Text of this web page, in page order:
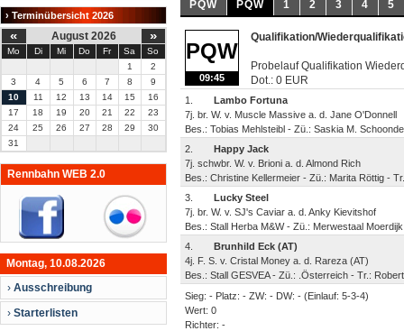
› Terminübersicht 2026
« August 2026 »
Mo Di Mi Do Fr Sa
So
1
2
3
4 5 6 7 8
9
10
11 12 13 14 15
16
17
18 19 20 21 22
23
24
25 26 27 28 29
30
31
Rennbahn WEB 2.0
Montag, 10.08.2026
› Ausschreibung
› Starterlisten
PQW PQW 1 2 3 4 5
PQW
09:45
Qualifikation/
Probelauf Qualifikation
Dot.: 0 EUR
1.
Lambo Fortuna
7j. br. W. v. Muscle Massive a. d. Jane O'Donnell
Bes.: Tobias Mehlsteibl - Zü.: Saskia M.
2.
Happy Jack
7j. schwbr. W. v. Brioni a. d. Almond Rich
Bes.: Christine Kellermeier - Zü.: Marita Röttig -
3.
Lucky Steel
7j. br. W. v. SJ's Caviar a. d. Anky Kievitshof
Bes.: Stall Herba M&W - Zü.: Merwestaal
4.
Brunhild Eck (AT)
4j. F. S. v. Cristal Money a. d. Rareza (AT)
Bes.: Stall GESVEA - Zü.: .Österreich - Tr.:
Sieg: - Platz: - ZW: - DW: - (Einlauf: 5-3-4)
Wert: 0
Richter: -